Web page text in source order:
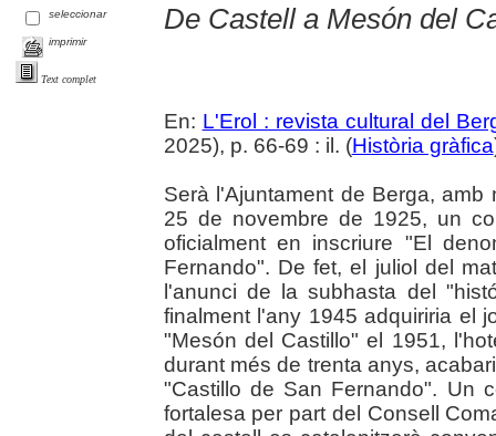
seleccionar
imprimir
Text complet
De Castell a Mesón del
En: L'Erol : revista cultural del
2025), p. 66-69 : il. (Història gràfica
Serà l'Ajuntament de Berga,
25 de novembre de 1925, un
oficialment en inscriure "El
Fernando". De fet, el juliol del
l'anunci de la subhasta del
finalment l'any 1945 adquiriria el
"Mesón del Castillo" el 1951,
durant més de trenta anys,
"Castillo de San Fernando". Un
fortalesa per part del Consell